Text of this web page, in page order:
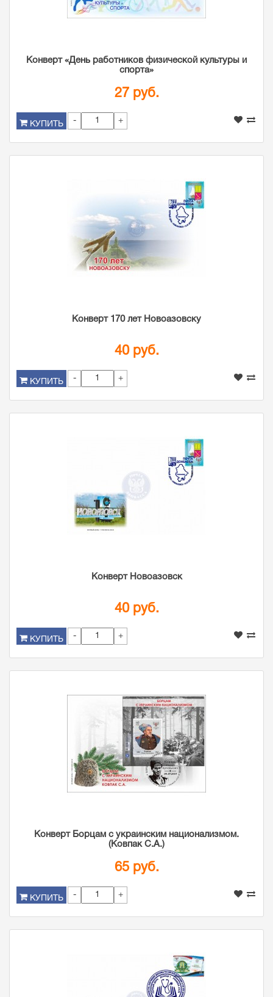
Конверт «День работников физической культуры и
спорта»
27 руб.
КУПИТЬ - +
Конверт 170 лет Новоазовску
40 руб.
КУПИТЬ - +
Конверт Новоазовск
40 руб.
КУПИТЬ - +
Конверт Борцам с украинским национализмом.
(Ковпак С.А.)
65 руб.
КУПИТЬ - +